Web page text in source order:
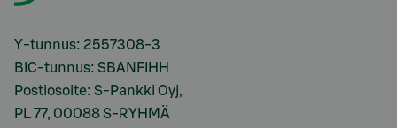
Y-tunnus: 2557308-3
BIC-tunnus: SBANFIHH
Postiosoite: S-Pankki Oyj,
PL 77, 00088 S-RYHMÄ